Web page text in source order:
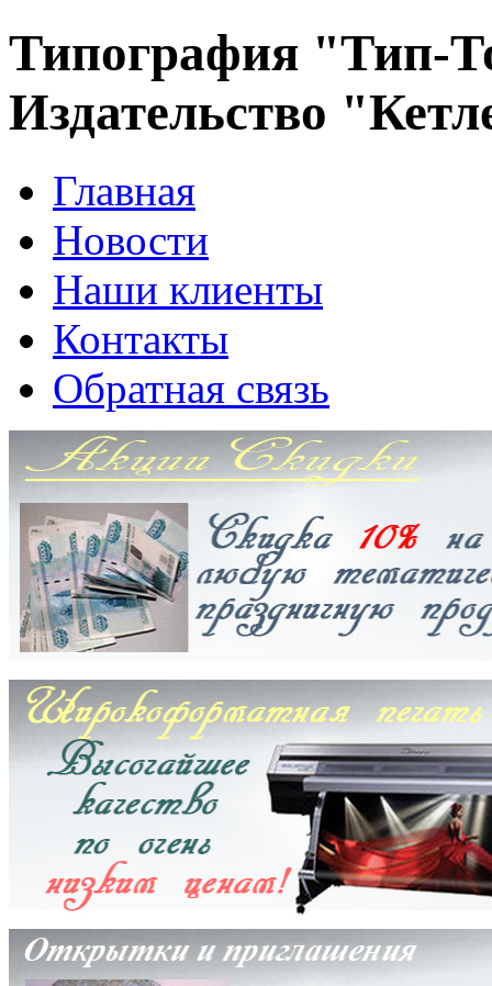
Типография "Тип-
Издательство
Главная
Новости
Наши клиенты
Контакты
Обратная связь